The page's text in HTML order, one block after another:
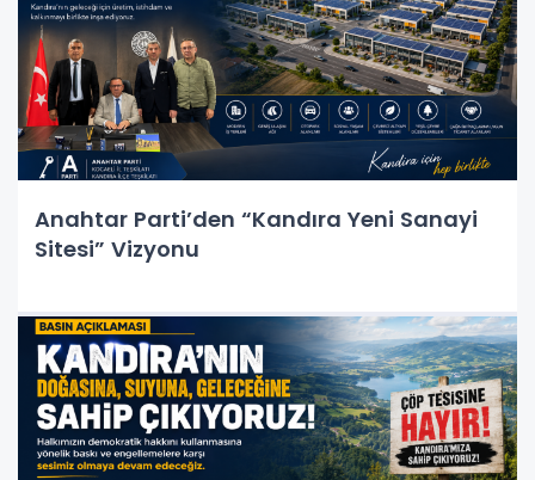
Anahtar Parti’den “Kandıra Yeni Sanayi
Sitesi” Vizyonu